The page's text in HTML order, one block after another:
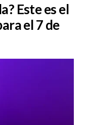
Este es el
el 7 de